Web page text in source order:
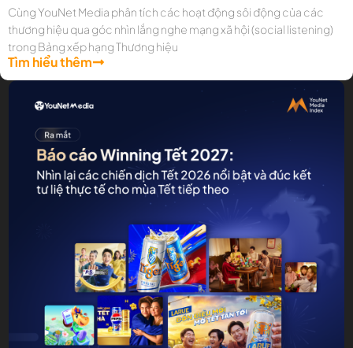
Cùng YouNet Media phân tích các hoạt động sôi động của các
thương hiệu qua góc nhìn lắng nghe mạng xã hội (social listening)
trong Bảng xếp hạng Thương hiệu
Tìm hiểu thêm